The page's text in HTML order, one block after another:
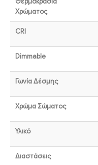
Χρώματος
CRI
Dimmable
Γωνία Δέσμης
Χρώμα Σώματος
Υλικό
Διαστάσεις